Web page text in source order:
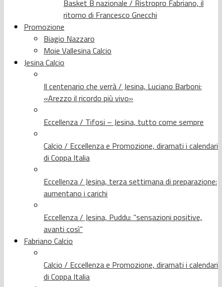
Basket B nazionale / Ristropro Fabriano, il
ritorno di Francesco Gnecchi
Promozione
Biagio Nazzaro
Moie Vallesina Calcio
Jesina Calcio
Il centenario che verrà / Jesina, Luciano Barboni:
«Arezzo il ricordo più vivo»
Eccellenza / Tifosi – Jesina, tutto come sempre
Calcio / Eccellenza e Promozione, diramati i calendari
di Coppa Italia
Eccellenza / Jesina, terza settimana di preparazione:
aumentano i carichi
Eccellenza / Jesina, Puddu: “sensazioni positive,
avanti così”
Fabriano Calcio
Calcio / Eccellenza e Promozione, diramati i calendari
di Coppa Italia